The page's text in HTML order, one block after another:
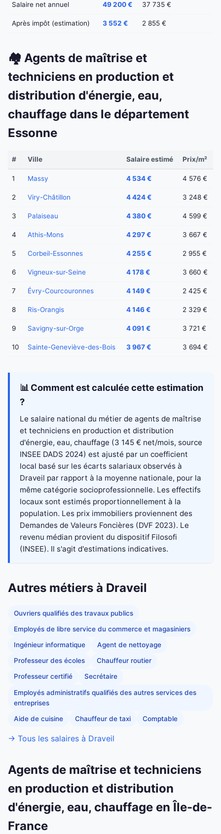
Salaire net annuel 49 200 € 37 735 €
Après impôt (estimation) 3 552 € 2 855 €
🏘️ Agents de maîtrise et
techniciens en production et
distribution d'énergie, eau,
chauffage dans le département
Essonne
# Ville Salaire estimé Prix/m²
1 Massy 4 534 € 4 576 €
2 Viry-Châtillon 4 424 € 3 248 €
3 Palaiseau 4 380 € 4 599 €
4 Athis-Mons 4 297 € 3 667 €
5 Corbeil-Essonnes 4 255 € 2 955 €
6 Vigneux-sur-Seine 4 178 € 3 660 €
7 Évry-Courcouronnes 4 149 € 2 425 €
8 Ris-Orangis 4 146 € 2 329 €
9 Savigny-sur-Orge 4 091 € 3 721 €
10 Sainte-Geneviève-des-Bois 3 967 € 3 694 €
📊 Comment est calculée cette estimation
?
Le salaire national du métier de agents de maîtrise
et techniciens en production et distribution
d'énergie, eau, chauffage (3 145 € net/mois, source
INSEE DADS 2024) est ajusté par un coefficient
local basé sur les écarts salariaux observés à
Draveil par rapport à la moyenne nationale, pour la
même catégorie socioprofessionnelle. Les effectifs
locaux sont estimés proportionnellement à la
population. Les prix immobiliers proviennent des
Demandes de Valeurs Foncières (DVF 2023). Le
revenu médian provient du dispositif Filosofi
(INSEE). Il s'agit d'estimations indicatives.
Autres métiers à Draveil
Ouvriers qualifiés des travaux publics
Employés de libre service du commerce et magasiniers
Ingénieur informatique Agent de nettoyage
Professeur des écoles Chauffeur routier
Professeur certifié Secrétaire
Employés administratifs qualifiés des autres services des
entreprises
Aide de cuisine Chauffeur de taxi Comptable
→ Tous les salaires à Draveil
Agents de maîtrise et techniciens
en production et distribution
d'énergie, eau, chauffage en Île-de-
France